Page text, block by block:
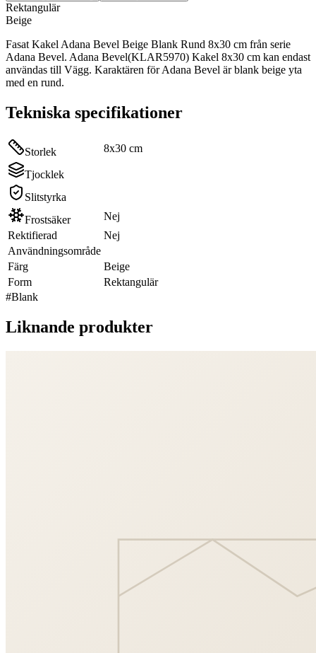
Rektangulär
Beige
Fasat Kakel Adana Bevel Beige Blank Rund 8x30 cm från serie
Adana Bevel. Adana Bevel(KLAR5970) Kakel 8x30 cm kan endast
användas till Vägg. Karaktären för Adana Bevel är blank beige yta
med en rund.
Tekniska specifikationer
Storlek 8x30 cm
Tjocklek
Slitstyrka
Frostsäker
Nej
Rektifierad
Nej
Användningsområde
Färg
Beige
Form
Rektangulär
#Blank
Liknande produkter